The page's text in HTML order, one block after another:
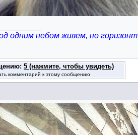
одним небом живем, но
5 (нажмите, чтобы увидеть)
комментарий к этому сообщению